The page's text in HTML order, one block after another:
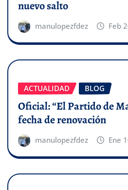
nuevo salto
manulopezfdez Feb
ACTUALIDAD BLOG
Oficial: “El Partido de
fecha de renovación
manulopezfdez Ene